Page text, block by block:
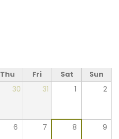
Thu Fri Sat
Sun
30 31 1 2
6 7 8 9